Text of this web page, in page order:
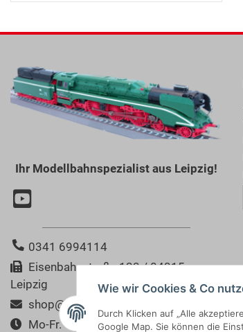
Ihr Modellbahnspezialist aus Leipzig!
0341 6994114
Eisenbahnstraße 123 / 04315
Leipzig
shop@modellbahn-bertram.de
Mo-Fr. 10:00-18:00 Uhr
Wie wir Cookies & Co
Durch Klicken auf „Alle
Google Map. Sie können die